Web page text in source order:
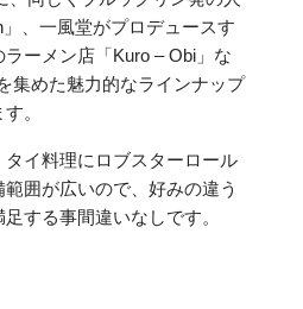
、一風堂がプロデュースす
ーメン店「Kuro – Obi」な
集めた魅力的なラインナップ
。
イ料理にロブスターロール
囲が広いので、好みの違う
する事間違いなしです。